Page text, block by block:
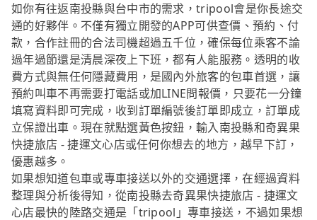
如你有往返南投縣與台中市的需求，tripool會是你長途交
通的好夥伴。不僅有獨立開發的APP可供查價、預約、付
款，合作註冊的合法司機超過五千位，確保每位乘客不論
過年過節還是清晨深夜上下班，都有人能服務。透明的收
費方式與無任何隱藏費用，是國內外旅客的包車首選，讓
預約叫車不再需要打電話或加LINE問報價，只要花一分鐘
填寫資料即可完成，收到訂單編號後訂單即成立，訂單成
立保證出車。現在就點選黃色按鈕，輸入南投縣和奇異果
快捷旅店 - 捷運文心店或任何你想去的地方，越早下訂，
優惠越多。
如果想知道包車或專車接送以外的交通選擇，在經過資料
整理與分析後得知，從南投縣去奇異果快捷旅店 - 捷運文
心店最快的陸路交通是「tripool」專車接送，不過如果想